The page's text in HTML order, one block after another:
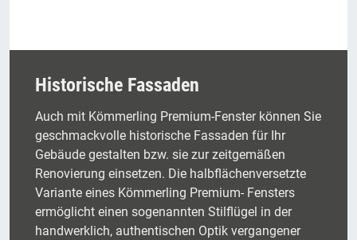
Historische Fassaden
Auch mit Kömmerling Premium-Fenster können Sie
geschmackvolle historische Fassaden für Ihr
Gebäude gestalten bzw. sie zur zeitgemäßen
Renovierung einsetzen. Die halbflächenversetzte
Variante eines Kömmerling Premium- Fensters
ermöglicht einen sogenannten Stilflügel in der
handwerklich, authentischen Optik vergangener